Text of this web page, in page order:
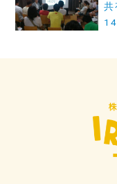
ー
シ
共